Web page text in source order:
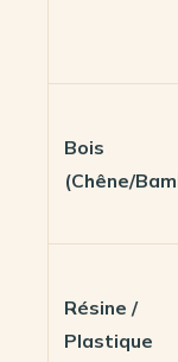
Bois
(Chêne/
Résine /
Plastique